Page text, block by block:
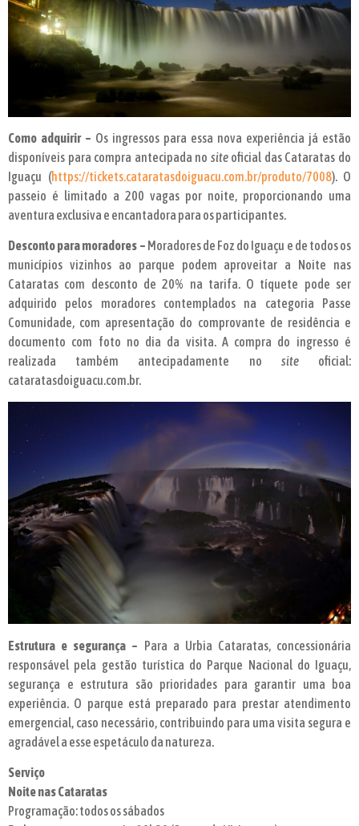
Como adquirir – Os ingressos para essa nova experiência já estão
disponíveis para compra antecipada no siteoficial das Cataratas do
Iguaçu (https://tickets.cataratasdoiguacu.com.br/produto/7008). O
passeio é limitado a 200 vagas por noite, proporcionando uma
aventura exclusiva e encantadora para os participantes.
Desconto para moradores – Moradores de Foz do Iguaçu e de todos os
municípios vizinhos ao parque podem aproveitar a Noite nas
Cataratas com desconto de 20% na tarifa. O tíquete pode ser
adquirido pelos moradores contemplados na categoria Passe
Comunidade, com apresentação do comprovante de residência e
documento com foto no dia da visita. A compra do ingresso é
realizada também antecipadamente no siteoficial:
cataratasdoiguacu.com.br.
Estrutura e segurança – Para a Urbia Cataratas, concessionária
responsável pela gestão turística do Parque Nacional do Iguaçu,
segurança e estrutura são prioridades para garantir uma boa
experiência. O parque está preparado para prestar atendimento
emergencial, caso necessário, contribuindo para uma visita segura e
agradável a esse espetáculo da natureza.
Serviço
Noite nas Cataratas
Programação: todos os sábados